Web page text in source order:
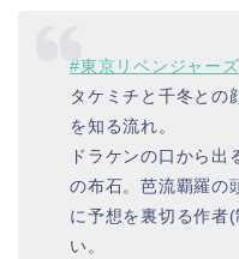
#東京リベンジャーズ
タケミチと千冬との
を知る流れ。
ドラケンの口から出
の布石。芭流覇羅の
に予想を裏切る作者
い。